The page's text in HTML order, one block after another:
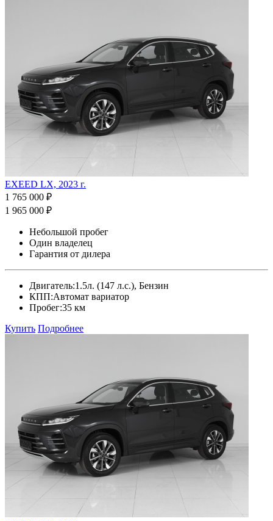
EXEED LX, 2023 г.
1 765 000 ₽
1 965 000 ₽
Небольшой пробег
Один владелец
Гарантия от дилера
Двигатель:1.5л. (147 л.с.), Бензин
КПП:Автомат вариатор
Пробег:35 км
Купить Подробнее